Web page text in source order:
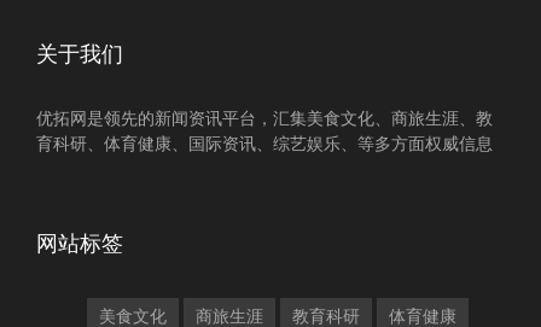
关于我们
优拓网是领先的新闻资讯平台，汇集美食文化、商旅生涯、教
育科研、体育健康、国际资讯、综艺娱乐、等多方面权威信息
网站标签
美食文化 商旅生涯 教育科研 体育健康